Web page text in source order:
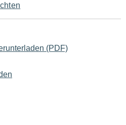
(PDF)